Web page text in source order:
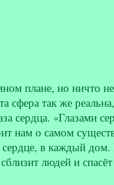
плане, но ничто
так же
сердца. «Глазами
нам о самом
сердце, в каждый дом.
людей и